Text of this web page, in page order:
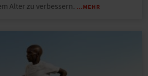
Alter zu verbessern. …MEHR